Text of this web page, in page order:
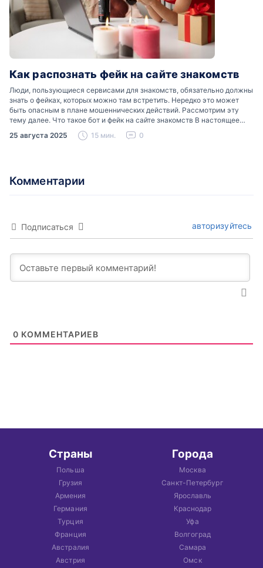
Как распознать фейк на сайте знакомств
Люди, пользующиеся сервисами для знакомств, обязательно должны
знать о фейках, которых можно там встретить. Нередко это может
быть опасным в плане мошеннических действий. Рассмотрим эту
тему далее. Что такое бот и фейк на сайте знакомств В настоящее
время можно встретить свою…
25 августа 2025 15 мин. 0
Комментарии
Подписаться авторизуйтесь
0 КОММЕНТАРИЕВ
Страны
Польша
Грузия
Армения
Германия
Турция
Франция
Австралия
Австрия
Города
Москва
Санкт-Петербург
Ярославль
Краснодар
Уфа
Волгоград
Самара
Омск